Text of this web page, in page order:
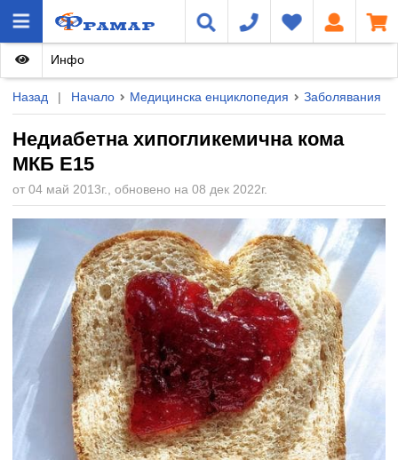
Назад | Начало Медицинска енциклопедия Заболявания
Недиабетна хипогликемична кома
МКБ E15
от 04 май 2013г., обновено на 08 дек 2022г.
Инфо